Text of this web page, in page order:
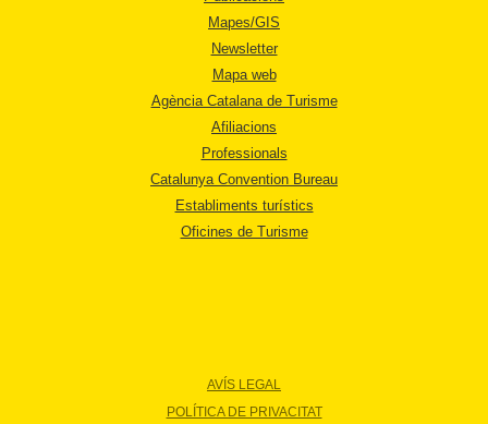
Mapes/GIS
Newsletter
Mapa web
Agència Catalana de Turisme
Afiliacions
Professionals
Catalunya Convention Bureau
Establiments turístics
Oficines de Turisme
AVÍS LEGAL
POLÍTICA DE PRIVACITAT